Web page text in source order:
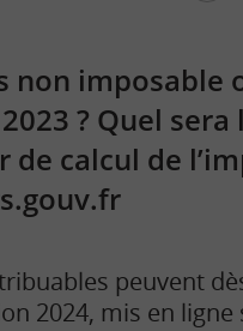
non imposable
? Quel
de calcul de
peuvent
2024, mis en